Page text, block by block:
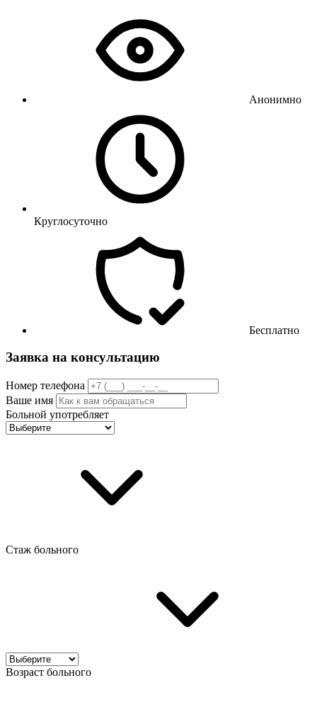
Анонимно
Круглосуточно
Бесплатно
Заявка на консультацию
Номер телефона
Ваше имя
Больной употребляет
Стаж больного
Возраст больного